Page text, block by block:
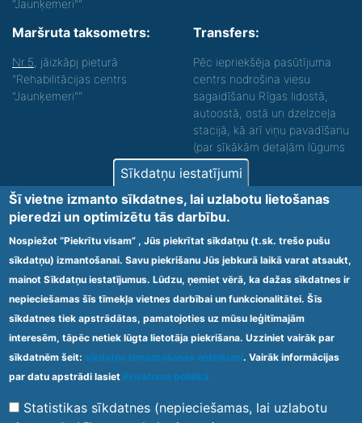
"Jaunķemeri"".
Maršruta taksometrs:
Nr.5 , jāizkāpj pieturā
"Rehabilitācijas centrs
"Jaunķemeri""
Transfers:
Pēc iepriekšēja pasūtījuma
centrs nodrošina viesu
sagaidīšanu Rīgas lidostā,
autoostā, ostā un dzelzceļa
stacijā, kā arī viņu pavadīšanu
(par sīkākām detaļām lūgums
zvanīt).
Nodrošinām vides piekļūstamību personām ar
funkcionāliem traucējumiem! SIA „Sanare-KRC
Jaunķemeri”, Kolkas ielā 20, Jūrmalā ir nodrošināta vides
piekļūstamība personām ar funkcionāliem traucējumiem,
tādejādi nodrošinot atbilstību Ministru kabineta
2009.gada 20.janvāra noteikumos Nr.60 „Noteikumi par
obligātajām prasībām ārstniecības iestādēm un to
struktūrvienībām” minētajām prasībām.
Ārstniecības iestādes kods 1300 – 64003
Footer
menu
Vietnes karte Noteikumi un privātuma politika
Sīkdatņu iestatījumi
Šī vietne izmanto sīkdatnes, lai uzlabotu lietošanas
pieredzi un optimizētu tās darbību.
Nospiežot “Piekrītu visam” , Jūs piekrītat sīkdatņu (t.sk. trešo pušu
sīkdatņu) izmantošanai. Savu piekrišanu Jūs jebkurā laikā varat atsaukt,
mainot Sīkdatņu iestatījumus. Lūdzu, ņemiet vērā, ka dažas sīkdatnes ir
nepieciešamas šīs tīmekļa vietnes darbībai un funkcionalitātei. Šīs
sīkdatnes tiek apstrādātas, pamatojoties uz mūsu leģitīmajām
interesēm, tāpēc netiek lūgta lietotāja piekrišana. Uzziniet vairāk par
sīkdatnēm šeit: sīkdatņu izmantošanas noteikumi. Vairāk informācijas
par datu apstrādi lasiet Privātuma politikā.
Statistikas sīkdatnes (nepieciešamas, lai uzlabotu